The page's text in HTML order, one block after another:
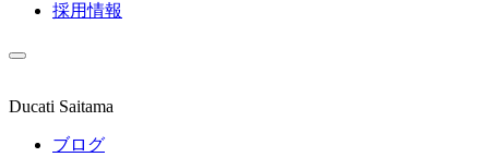
採用情報
Ducati Saitama
ブログ